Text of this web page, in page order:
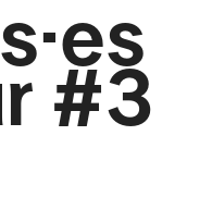
#3